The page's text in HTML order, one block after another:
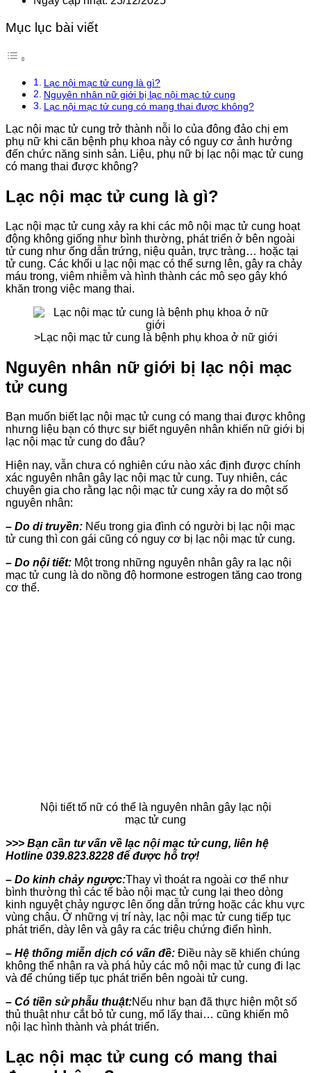
Mục lục bài viết
Lạc nội mạc tử cung là gì?
Nguyên nhân nữ giới bị lạc nội mạc tử cung
Lạc nội mạc tử cung có mang thai được không?
Lạc nội mạc tử cung trở thành nỗi lo của đông đảo chị em
phụ nữ khi căn bệnh phụ khoa này có nguy cơ ảnh hưởng
đến chức năng sinh sản. Liệu, phụ nữ bị lạc nội mạc tử cung
có mang thai được không?
Lạc nội mạc tử cung là gì?
Lạc nội mạc tử cung xảy ra khi các mô nội mạc tử cung hoạt
động không giống như bình thường, phát triển ở bên ngoài
tử cung như ống dẫn trứng, niệu quản, trực tràng… hoặc tại
tử cung. Các khối u lạc nội mạc có thể sưng lên, gây ra chảy
máu trong, viêm nhiễm và hình thành các mô sẹo gây khó
khăn trong việc mang thai.
>Lạc nội mạc tử cung là bệnh phụ khoa ở nữ giới
Nguyên nhân nữ giới bị lạc nội mạc
tử cung
Bạn muốn biết lạc nội mạc tử cung có mang thai được không
nhưng liệu bạn có thực sự biết nguyên nhân khiến nữ giới bị
lạc nội mạc tử cung do đâu?
Hiện nay, vẫn chưa có nghiên cứu nào xác định được chính
xác nguyên nhân gây lạc nội mạc tử cung. Tuy nhiên, các
chuyên gia cho rằng lạc nội mạc tử cung xảy ra do một số
nguyên nhân:
– Do di truyền: Nếu trong gia đình có người bị lạc nội mạc
tử cung thì con gái cũng có nguy cơ bị lạc nội mạc tử cung.
– Do nội tiết: Một trong những nguyên nhân gây ra lạc nội
mạc tử cung là do nồng độ hormone estrogen tăng cao trong
cơ thể.
Nội tiết tố nữ có thể là nguyên nhân gây lạc nội
mạc tử cung
>>> Bạn cần tư vấn về lạc nội mạc tử cung, liên hệ
Hotline 039.823.8228 để được hỗ trợ!
– Do kinh chảy ngược:Thay vì thoát ra ngoài cơ thể như
bình thường thì các tế bào nội mạc tử cung lại theo dòng
kinh nguyệt chảy ngược lên ống dẫn trứng hoặc các khu vực
vùng chậu. Ở những vị trí này, lạc nội mạc tử cung tiếp tục
phát triển, dày lên và gây ra các triệu chứng điển hình.
– Hệ thống miễn dịch có vấn đề: Điều này sẽ khiến chúng
không thể nhận ra và phá hủy các mô nội mạc tử cung đi lạc
và để chúng tiếp tục phát triển bên ngoài tử cung.
– Có tiền sử phẫu thuật:Nếu như bạn đã thực hiện một số
thủ thuật như cắt bỏ tử cung, mổ lấy thai… cũng khiến mô
nội lạc hình thành và phát triển.
Lạc nội mạc tử cung có mang thai